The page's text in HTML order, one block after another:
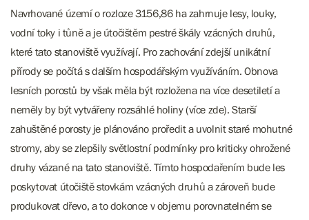
Navrhované území o rozloze 3156,86 ha zahrnuje lesy, louky,
vodní toky i tůně a je útočištěm pestré škály vzácných druhů,
které tato stanoviště využívají. Pro zachování zdejší unikátní
přírody se počítá s dalším hospodářským využíváním. Obnova
lesních porostů by však měla být rozložena na více desetiletí a
neměly by být vytvářeny rozsáhlé holiny (více zde). Starší
zahuštěné porosty je plánováno proředit a uvolnit staré mohutné
stromy, aby se zlepšily světlostní podmínky pro kriticky ohrožené
druhy vázané na tato stanoviště. Tímto hospodařením bude les
poskytovat útočiště stovkám vzácných druhů a zároveň bude
produkovat dřevo, a to dokonce v objemu porovnatelném se